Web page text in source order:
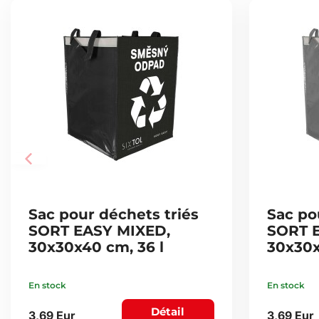
Sac pour déchets triés
SORT EASY MIXED,
30x30x40 cm, 36 l
En stock
3,69 Eur Détail
Sac
SORT
En stock
3,69 Eur